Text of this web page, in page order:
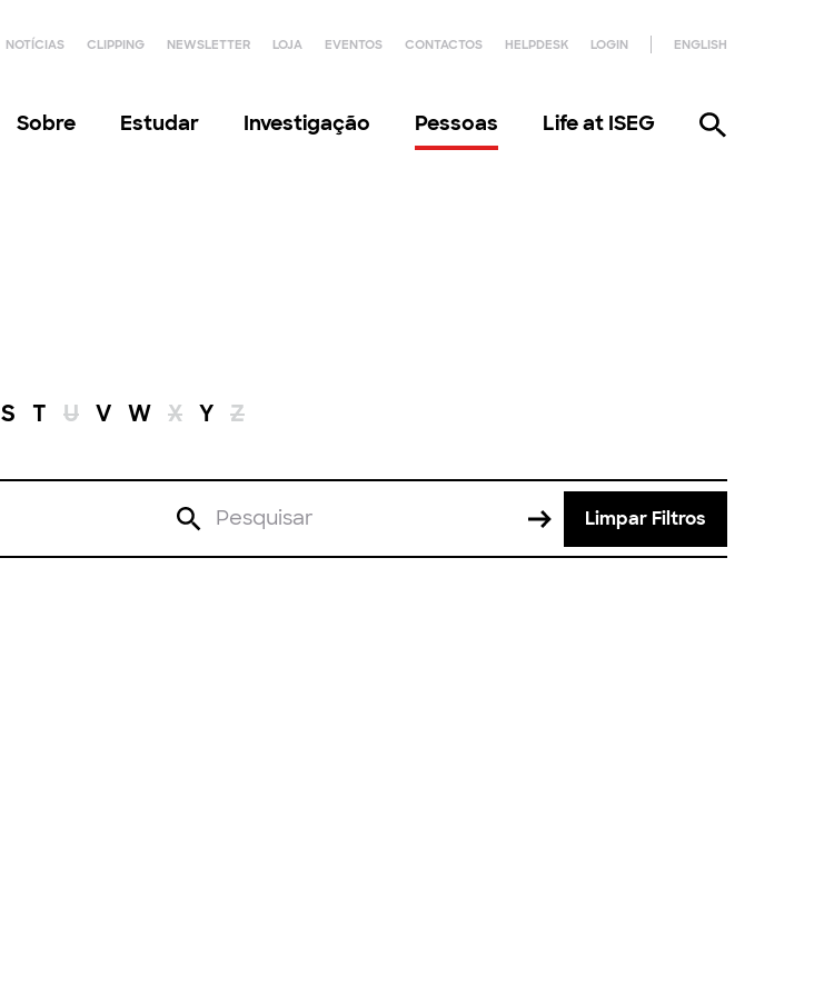
NOTÍCIAS CLIPPING NEWSLETTER LOJA EVENTOS CONTACTOS HELPDESK LOGIN ENGLISH
Sobre Estudar Investigação Pessoas Life at ISEG
S T U V W X Y Z
Limpar Filtros